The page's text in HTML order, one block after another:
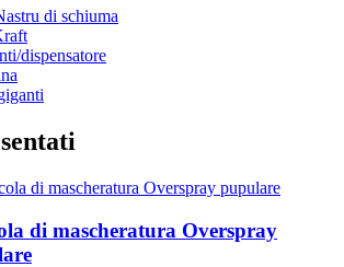
di schiuma
dispensatore
di mascheratura Overspray